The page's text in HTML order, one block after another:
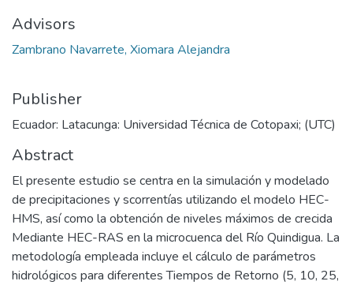
Advisors
Zambrano Navarrete, Xiomara Alejandra
Publisher
Ecuador: Latacunga: Universidad Técnica de Cotopaxi; (UTC)
Abstract
El presente estudio se centra en la simulación y modelado
de precipitaciones y scorrentías utilizando el modelo HEC-
HMS, así como la obtención de niveles máximos de crecida
Mediante HEC-RAS en la microcuenca del Río Quindigua. La
metodología empleada incluye el cálculo de parámetros
hidrológicos para diferentes Tiempos de Retorno (5, 10, 25,